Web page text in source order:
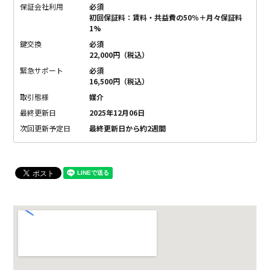
保証会社利用
必須
初回保証料：賃料・共益費の50％＋月々保証料
1%
鍵交換
必須
22,000円（税込）
緊急サポート
必須
16,500円（税込）
取引態様
媒介
最終更新日
2025年12月06日
次回更新予定日
最終更新日から約2週間